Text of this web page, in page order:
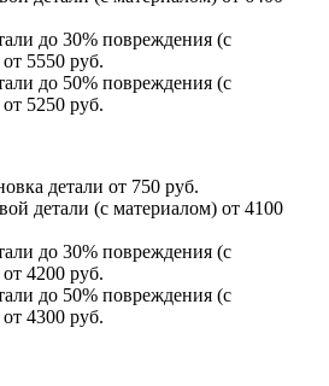
до 30% повреждения (с
5550 руб.
до 50% повреждения (с
5250 руб.
детали от 750 руб.
детали (с материалом) от 4100
до 30% повреждения (с
4200 руб.
до 50% повреждения (с
4300 руб.